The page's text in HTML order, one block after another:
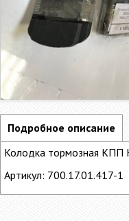
Подробное описание
Колодка тормозная КПП
Артикул: 700.17.01.417-1